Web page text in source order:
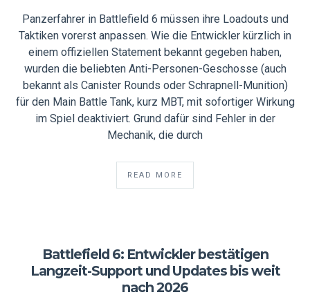
Panzerfahrer in Battlefield 6 müssen ihre Loadouts und
Taktiken vorerst anpassen. Wie die Entwickler kürzlich in
einem offiziellen Statement bekannt gegeben haben,
wurden die beliebten Anti-Personen-Geschosse (auch
bekannt als Canister Rounds oder Schrapnell-Munition)
für den Main Battle Tank, kurz MBT, mit sofortiger Wirkung
im Spiel deaktiviert. Grund dafür sind Fehler in der
Mechanik, die durch
READ MORE
Battlefield 6: Entwickler bestätigen
Langzeit-Support und Updates bis weit
nach 2026